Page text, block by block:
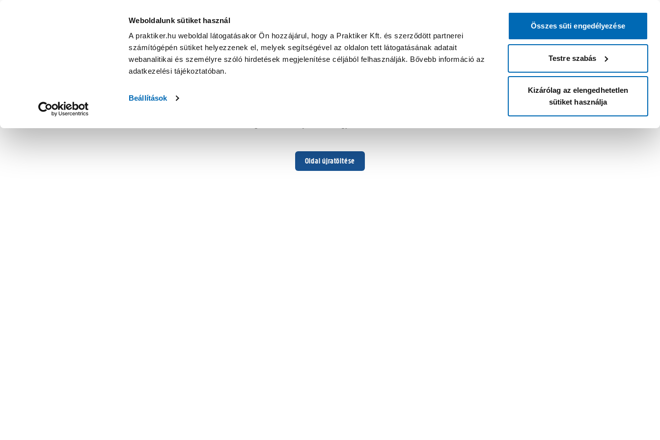
Weboldalunk sütiket használ
A praktiker.hu weboldal látogatásakor Ön hozzájárul, hogy a Praktiker Kft. és szerződött partnerei
számítógépén sütiket helyezzenek el, melyek segítségével az oldalon tett látogatásának adatait
webanalitikai és személyre szóló hirdetések megjelenítése céljából felhasználják. Bővebb információ az
adatkezelési tájékoztatóban.
Beállítások
Összes süti engedélyezése
Testre szabás
Kizárólag az elengedhetetlen
sütiket használja
Oldal újratöltése